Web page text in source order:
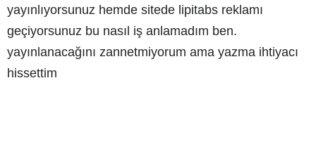
yayınlıyorsunuz hemde sitede lipitabs reklamı
geçiyorsunuz bu nasıl iş anlamadım ben.
yayınlanacağını zannetmiyorum ama yazma ihtiyacı
hissettim